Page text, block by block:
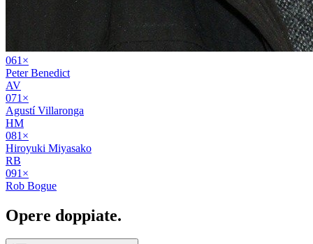
061 ×
Peter Benedict
AV
071 ×
Agustí Villaronga
HM
081 ×
Hiroyuki Miyasako
RB
091 ×
Rob Bogue
Opere doppiate.